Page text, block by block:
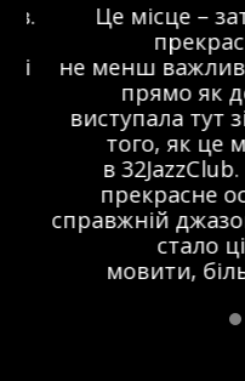
Це місце –
не менш
прямо як
виступала тут
того, як це
в 32JazzClub.
прекрасне
справжній
стало
мовити,